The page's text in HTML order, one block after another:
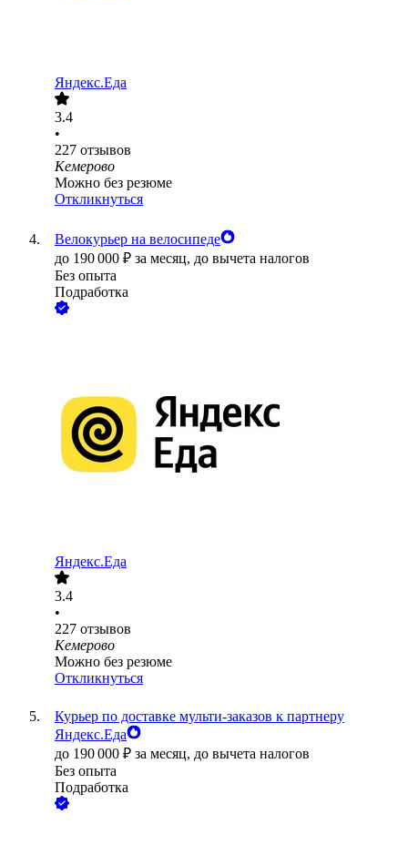
Яндекс.Еда
3.4
•
227 отзывов
Кемерово
Можно без резюме
Откликнуться
Велокурьер на велосипеде
до 190 000 ₽ за месяц, до вычета налогов
Без опыта
Подработка
Яндекс.Еда
3.4
•
227 отзывов
Кемерово
Можно без резюме
Откликнуться
Курьер по доставке мульти-заказов к партнеру
Яндекс.Еда
до 190 000 ₽ за месяц, до вычета налогов
Без опыта
Подработка